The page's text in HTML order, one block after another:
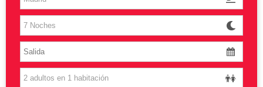
Islas
Caribe
Grandes Viajes